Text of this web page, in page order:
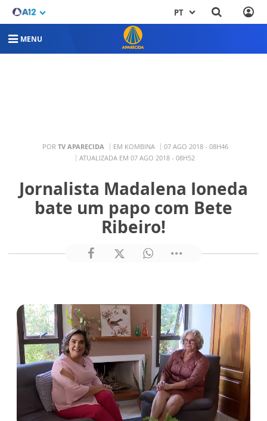
PT
MENU
POR TV APARECIDA EM KOMBINA
07 AGO 2018 - 08H46
ATUALIZADA EM 07 AGO 2018 - 08H52
Jornalista Madalena Ioneda
bate um papo com Bete
Ribeiro!